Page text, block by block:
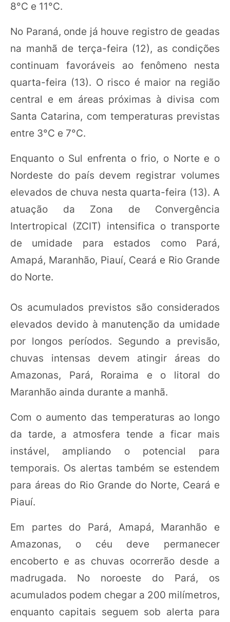
8°C e 11°C.
No Paraná, onde já houve registro de geadas
na manhã de terça-feira (12), as condições
continuam favoráveis ao fenômeno nesta
quarta-feira (13). O risco é maior na região
central e em áreas próximas à divisa com
Santa Catarina, com temperaturas previstas
entre 3°C e 7°C.
Enquanto o Sul enfrenta o frio, o Norte e o
Nordeste do país devem registrar volumes
elevados de chuva nesta quarta-feira (13). A
atuação da Zona de Convergência
Intertropical (ZCIT) intensifica o transporte
de umidade para estados como Pará,
Amapá, Maranhão, Piauí, Ceará e Rio Grande
do Norte.
Os acumulados previstos são considerados
elevados devido à manutenção da umidade
por longos períodos. Segundo a previsão,
chuvas intensas devem atingir áreas do
Amazonas, Pará, Roraima e o litoral do
Maranhão ainda durante a manhã.
Com o aumento das temperaturas ao longo
da tarde, a atmosfera tende a ficar mais
instável, ampliando o potencial para
temporais. Os alertas também se estendem
para áreas do Rio Grande do Norte, Ceará e
Piauí.
Em partes do Pará, Amapá, Maranhão e
Amazonas, o céu deve permanecer
encoberto e as chuvas ocorrerão desde a
madrugada. No noroeste do Pará, os
acumulados podem chegar a 200 milímetros,
enquanto capitais seguem sob alerta para